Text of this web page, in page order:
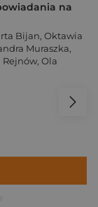
na
Bijan, Oktawia
Muraszka,
, Ola